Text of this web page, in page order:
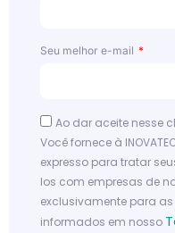
Seu melhor e-mail
Ao dar aceite nesse
Você fornece à
expresso para tratar
los com empresas de
exclusivamente para
informados em nosso